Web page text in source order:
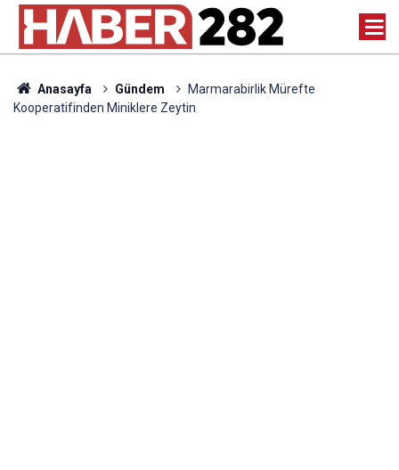
Anasayfa Gündem
Marmarabirlik Mürefte
Kooperatifinden Miniklere Zeytin